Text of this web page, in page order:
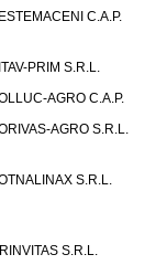
C.A.P.
PRIM S.R.L.
AGRO C.A.P.
AGRO S.R.L.
S.R.L.
S.R.L.